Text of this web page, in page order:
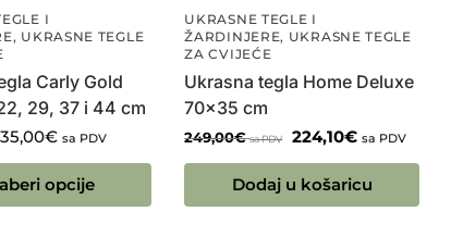
I
, UKRASNE TEGLE
Carly Gold
29, 37 i 44 cm
€ sa PDV
opcije
UKRASNE TEGLE I
ŽARDINJERE, UKRASNE TEGLE
ZA CVIJEĆE
Ukrasna tegla Home Deluxe
70×35 cm
249,00€ sa PDV 224,10€ sa PDV
Dodaj u košaricu